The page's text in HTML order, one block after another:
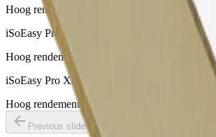
Hoog rendement isolatie voor platte en licht
iSoEasy Pro Hellend Dakplaat
Hoog rendement isolatie voor hellende daken
iSoEasy Pro XL Hellend Dakplaat
Hoog rendement isolatie voor hellende daken
Previous slide